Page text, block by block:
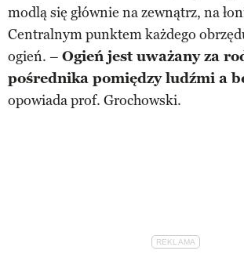
modlą się głównie na zewnątrz, na
Centralnym punktem każdego
ogień. – Ogień jest uważany za
pośrednika pomiędzy ludźmi a
opowiada prof. Grochowski.